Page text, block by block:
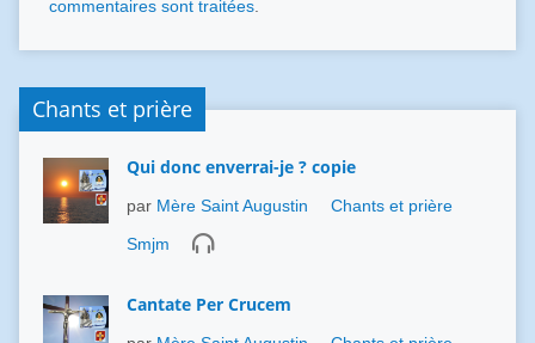
commentaires sont traitées.
Chants et prière
Qui donc enverrai-je ? copie
par Mère Saint Augustin
Chants et prière
Smjm
Cantate Per Crucem